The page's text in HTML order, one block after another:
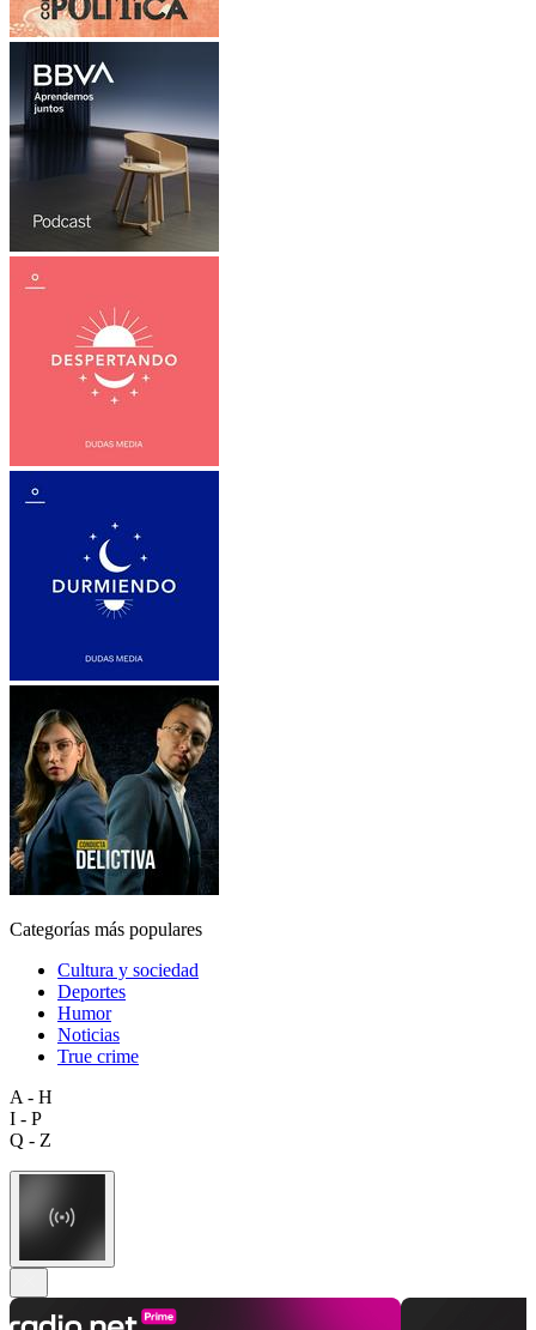
Categorías más populares
Cultura y sociedad
Deportes
Humor
Noticias
True crime
A - H
I - P
Q - Z